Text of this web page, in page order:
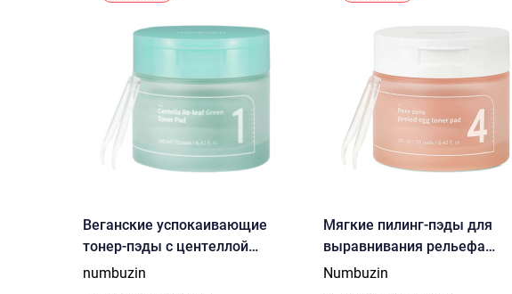
Веганские успокаивающие
тонер-пэды с центеллой
numbuzin No.1 Centella Re-Leaf
numbuzin
Мягкие пилинг-пэды для
выравнивания рельефа
numbuzin No.4 Pore Zero
Numbuzin